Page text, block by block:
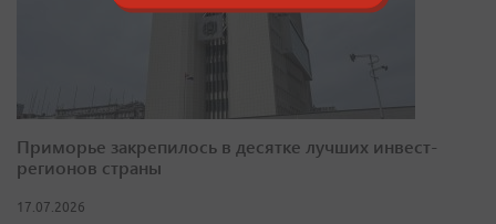
Приморье закрепилось в десятке лучших инвест-
регионов страны
17.07.2026